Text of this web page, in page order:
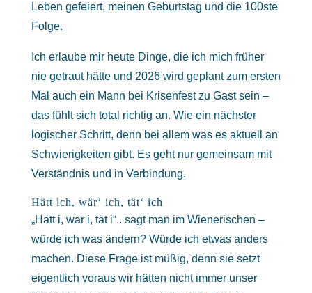
Leben gefeiert, meinen Geburtstag und die 100ste
Folge.
Ich erlaube mir heute Dinge, die ich mich früher
nie getraut hätte und 2026 wird geplant zum ersten
Mal auch ein Mann bei Krisenfest zu Gast sein –
das fühlt sich total richtig an. Wie ein nächster
logischer Schritt, denn bei allem was es aktuell an
Schwierigkeiten gibt. Es geht nur gemeinsam mit
Verständnis und in Verbindung.
Hätt ich, wär‘ ich, tät‘ ich
„Hätt i, war i, tät i“.. sagt man im Wienerischen –
würde ich was ändern? Würde ich etwas anders
machen. Diese Frage ist müßig, denn sie setzt
eigentlich voraus wir hätten nicht immer unser